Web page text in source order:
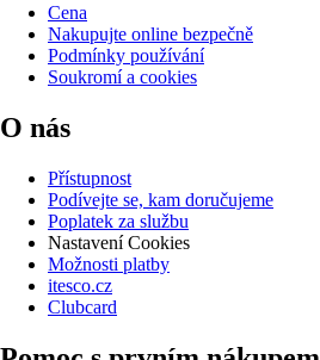
Cena
Nakupujte online bezpečně
Podmínky používání
Soukromí a cookies
O nás
Přístupnost
Podívejte se, kam doručujeme
Poplatek za službu
Nastavení Cookies
Možnosti platby
itesco.cz
Clubcard